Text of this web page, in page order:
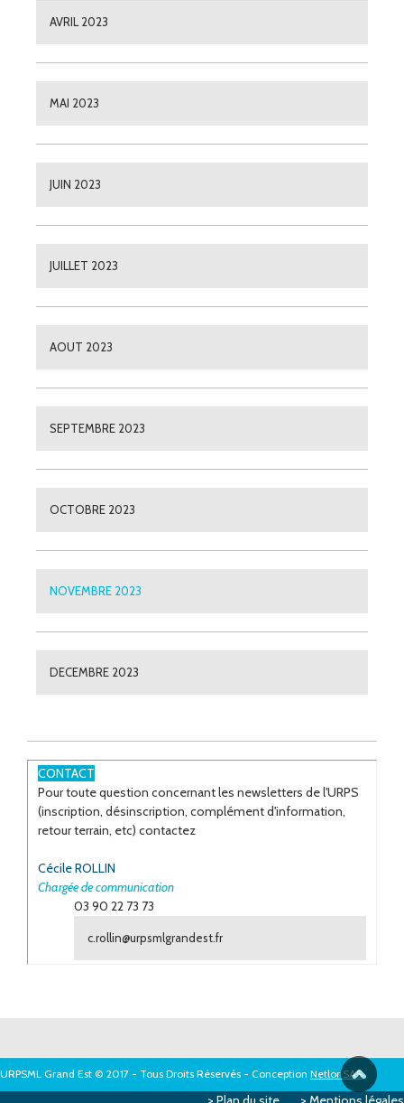
AVRIL 2023
MAI 2023
JUIN 2023
JUILLET 2023
AOUT 2023
SEPTEMBRE 2023
OCTOBRE 2023
NOVEMBRE 2023
DECEMBRE 2023
CONTACT
Pour toute question concernant les newsletters de l'URPS
(inscription, désinscription, complément d'information,
retour terrain, etc) contactez
Cécile ROLLIN
Chargée de communication
03 90 22 73 73
c.rollin@urpsmlgrandest.fr
URPSML Grand Est © 2017 - Tous Droits Réservés - Conception Netlor SAS